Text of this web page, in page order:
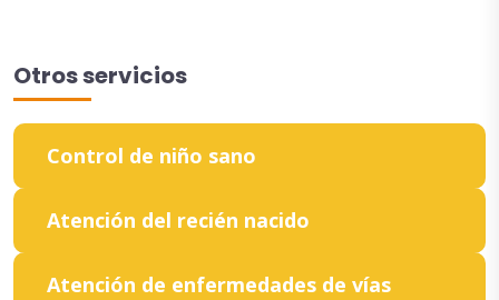
Otros servicios
Control de niño sano
Atención del recién nacido
Atención de enfermedades de vías